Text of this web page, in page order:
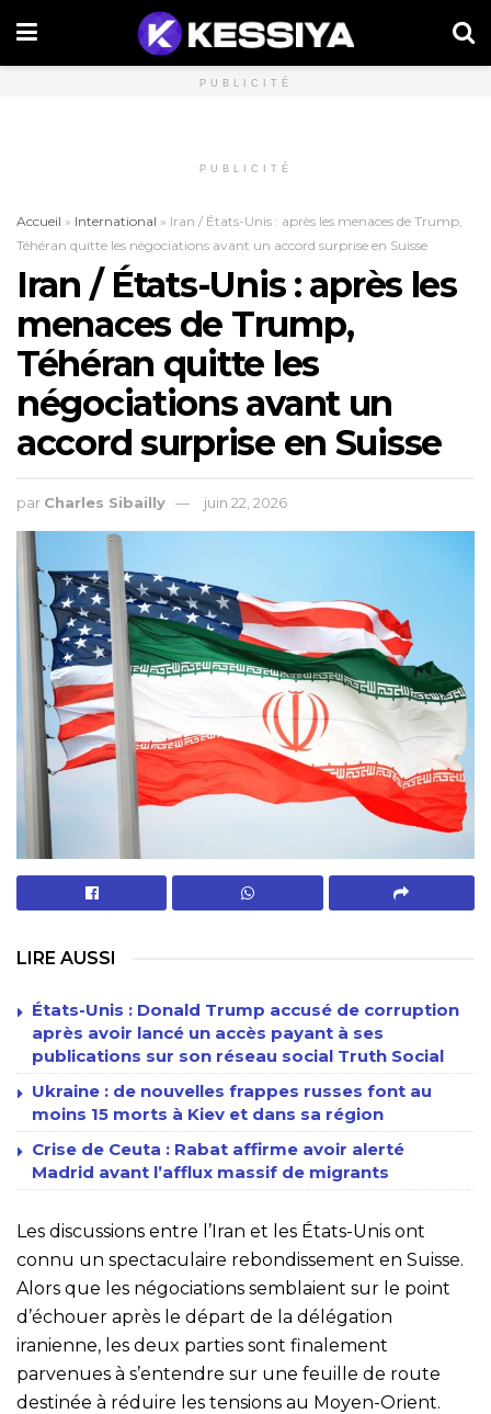
PUBLICITÉ
PUBLICITÉ
Accueil » International » Iran / États-Unis : après les menaces de Trump,
Téhéran quitte les négociations avant un accord surprise en Suisse
Iran / États-Unis : après les
menaces de Trump,
Téhéran quitte les
négociations avant un
accord surprise en Suisse
par Charles Sibailly juin 22, 2026
LIRE AUSSI
États-Unis : Donald Trump accusé de corruption
après avoir lancé un accès payant à ses
publications sur son réseau social Truth Social
Ukraine : de nouvelles frappes russes font au
moins 15 morts à Kiev et dans sa région
Crise de Ceuta : Rabat affirme avoir alerté
Madrid avant l’afflux massif de migrants
Les discussions entre l’Iran et les États-Unis ont
connu un spectaculaire rebondissement en Suisse.
Alors que les négociations semblaient sur le point
d’échouer après le départ de la délégation
iranienne, les deux parties sont finalement
parvenues à s’entendre sur une feuille de route
destinée à réduire les tensions au Moyen-Orient.